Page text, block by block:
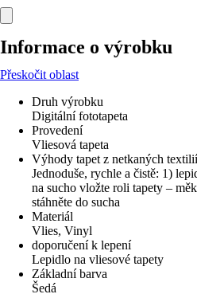
Informace o výrobku
Přeskočit oblast
Druh výrobku
Digitální fototapeta
Provedení
Vliesová tapeta
Výhody tapet z netkaných textilií
Jednoduše, rychle a čistě: 1)
na sucho vložte roli tapety –
stáhněte do sucha
Materiál
Vlies, Vinyl
doporučení k lepení
Lepidlo na vliesové tapety
Základní barva
Šedá